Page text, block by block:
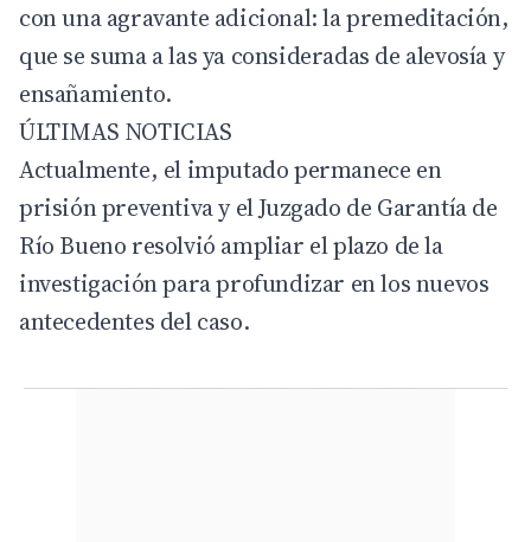
con una agravante adicional: la premeditación,
que se suma a las ya consideradas de alevosía y
ensañamiento.
ÚLTIMAS NOTICIAS
Actualmente, el imputado permanece en
prisión preventiva y el Juzgado de Garantía de
Río Bueno resolvió ampliar el plazo de la
investigación para profundizar en los nuevos
antecedentes del caso.